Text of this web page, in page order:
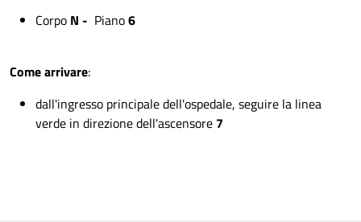
Corpo N - Piano6
Come arrivare:
dall'ingresso principale dell'ospedale, seguire la linea
verde in direzione dell'ascensore 7